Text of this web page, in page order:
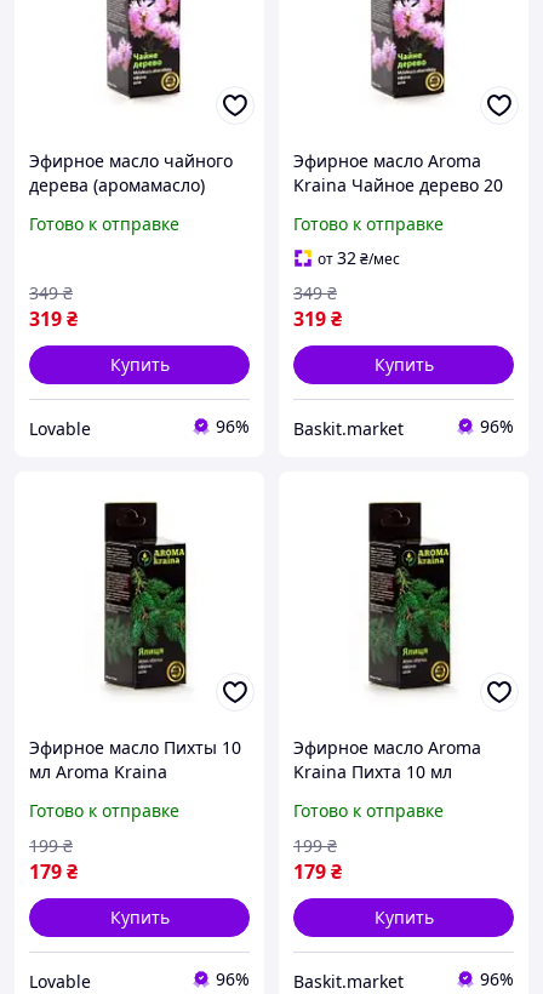
Эфирное масло чайного
дерева (аромамасло)
антисептическое против
Готово к отправке
319₴
349 ₴
Купить
Lovable 96%
Эфирное масло Aroma
Kraina Чайное дерево 20
Готово к отправке
от32₴/мес
319₴
349 ₴
Купить
Baskit.market 96%
Эфирное масло Пихты 10
мл Aroma Kraina
(Ялица) для
ароматерапии и бани
Готово к отправке
179₴
199 ₴
Купить
Lovable 96%
Эфирное масло Aroma
Kraina Пихта 10 мл
Готово к отправке
179₴
199 ₴
Купить
Baskit.market 96%